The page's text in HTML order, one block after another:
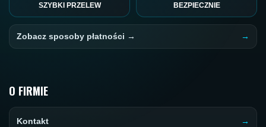
SZYBKI PRZELEW BEZPIECZNIE
Zobacz sposoby płatności →
O FIRMIE
Kontakt